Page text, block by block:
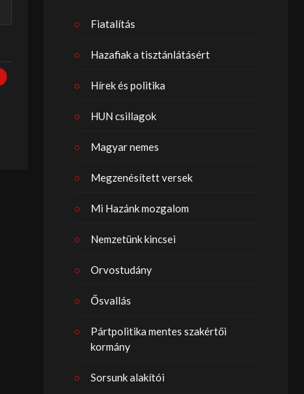
Fiatalítás
Hazafiak a tisztánlátásért
Hírek és politika
HUN csillagok
Magyar nemes
Megzenésített versek
Mi Hazánk mozgalom
Nemzetünk kincsei
Orvostudány
Ősvallás
Pártpolitika mentes szakértői
kormány
Sorsunk alakítói